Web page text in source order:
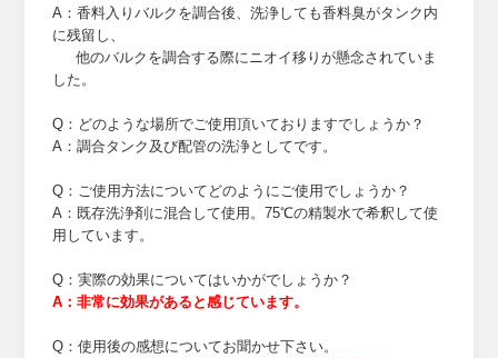
A：香料入りバルクを調合後、洗浄しても香料臭がタンク内
に残留し、
他のバルクを調合する際にニオイ移りが懸念されていま
した。
Q：どのような場所でご使用頂いておりますでしょうか？
A：調合タンク及び配管の洗浄としてです。
Q：ご使用方法についてどのようにご使用でしょうか？
A：既存洗浄剤に混合して使用。75℃の精製水で希釈して使
用しています。
Q：実際の効果についてはいかがでしょうか？
A：非常に効果があると感じています。
Q：使用後の感想についてお聞かせ下さい。